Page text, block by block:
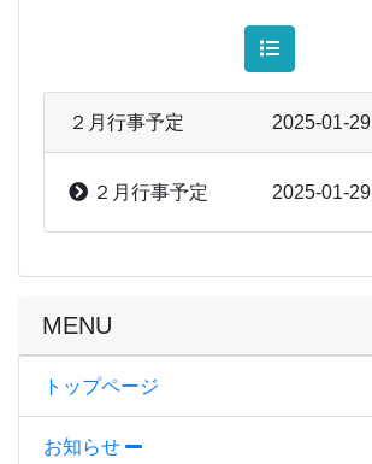
MENU
トップページ
お知らせ
２月行事予定 2025-01-29
２月行事予定 2025-01-29